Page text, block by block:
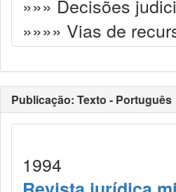
»»» Decisões
»»»» Vias de
Publicação: Texto - Português
1994